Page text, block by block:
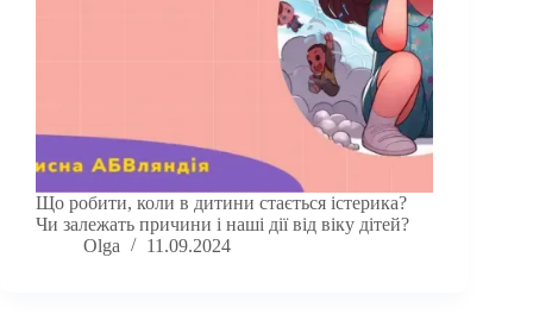
Що робити, коли в дитини стається істерика?
Чи залежать причини і наші дії від віку дітей?
Olga
11.09.2024